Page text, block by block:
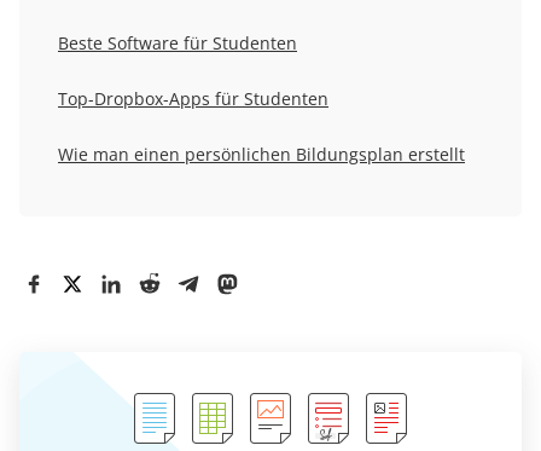
Beste Software für Studenten
Top-Dropbox-Apps für Studenten
Wie man einen persönlichen Bildungsplan erstellt